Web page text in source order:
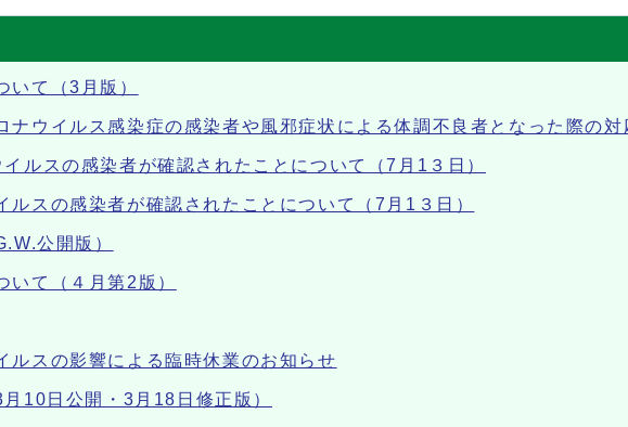
いて（3月版）
ナウイルス感染症の感染者や風邪症状による体調不良者となった際の対
ルスの感染者が確認されたことについて（7月1３日）
ルスの感染者が確認されたことについて（7月1３日）
公開版）
いて（４月第2版）
ルスの影響による臨時休業のお知らせ
10日公開・3月18日修正版）